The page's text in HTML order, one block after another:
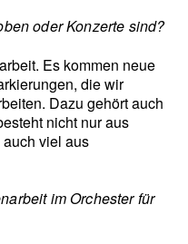
oder Konzerte sind?
Es kommen neue
die wir
Dazu gehört auch
nicht nur aus
viel aus
im Orchester für